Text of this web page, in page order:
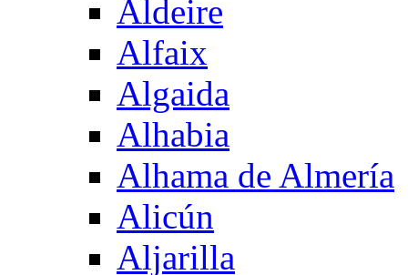
Aldeire
Alfaix
Algaida
Alhabia
Alhama de Almería
Alicún
Aljarilla